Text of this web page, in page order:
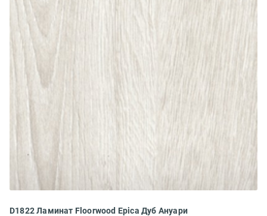
D1822 Ламинат Floorwood Epica Дуб Ануари